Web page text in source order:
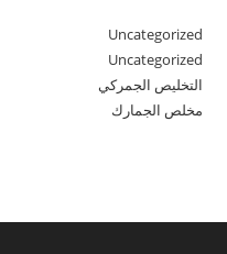
Uncategorized
Uncategorized
التخليص الجمركي
مخلص الجمارك